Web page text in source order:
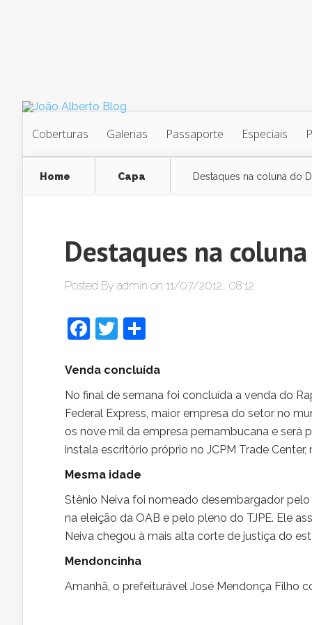
Coberturas Galerias Passaporte Especiais
Home Capa Destaques na coluna do
Destaques na
Posted By admin on 11/07/2012, 08:12
Facebook
Twitter
Venda concluída
No final de semana foi concluída a venda do
Federal Express, maior empresa do setor no
os nove mil da empresa pernambucana e será
instala escritório próprio no JCPM Trade
Mesma idade
Stênio Neiva foi nomeado desembargador
na eleição da OAB e pelo pleno do TJPE. Ele
Neiva chegou à mais alta corte de justiça do
Mendoncinha
Amanhã, o prefeiturável José Mendonça Filho